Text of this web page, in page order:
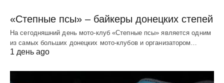
«Степные псы» – байкеры донецких степей
На сегодняшний день мото-клуб «Степные псы» является одним
из самых больших донецких мото-клубов и организатором…
1 день ago